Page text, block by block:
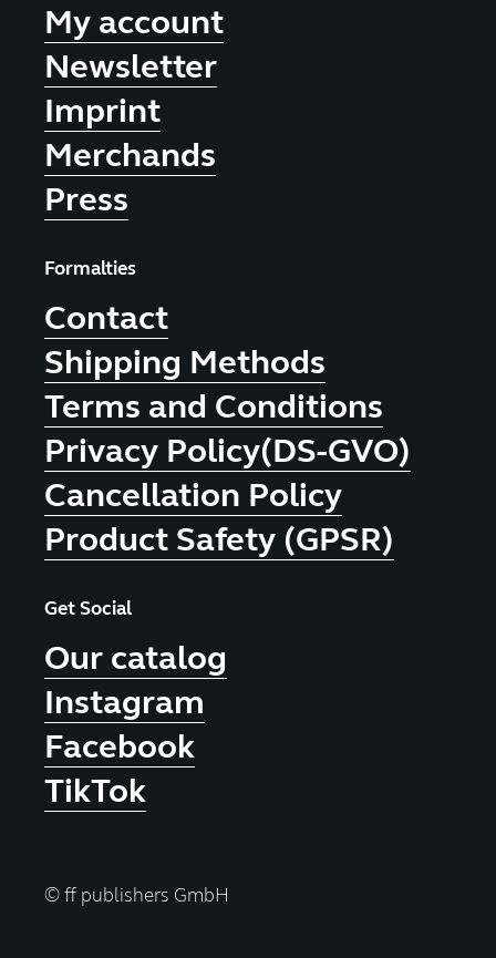
My account
Newsletter
Imprint
Merchands
Press
Formalties
Contact
Shipping Methods
Terms and Conditions
Privacy Policy(DS-GVO)
Cancellation Policy
Product Safety (GPSR)
Get Social
Our catalog
Instagram
Facebook
TikTok
© ff publishers GmbH